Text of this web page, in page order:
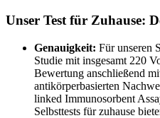
Unser Test für Zuhause:
Genauigkeit: Für unseren
Studie mit insgesamt 220
Bewertung anschließend
antikörperbasierten
linked Immunosorbent
Selbsttests für zuhause